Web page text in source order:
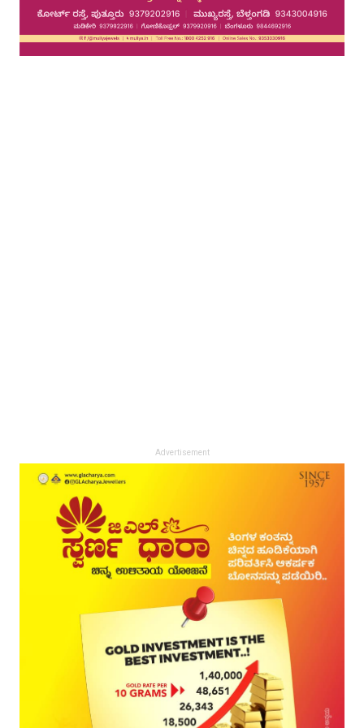
Advertisement